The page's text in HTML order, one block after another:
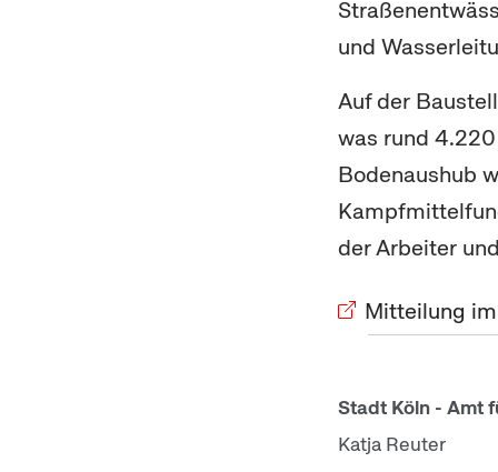
und
Auf der
was rund 4.220
Bodenaushub
der Arbeiter
Mitteilung
Stadt Köln - Amt
Katja Reuter